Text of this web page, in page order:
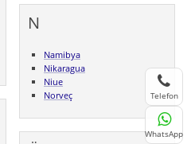
N
Namibya
Nikaragua
Niue
Norveç
Telefon
WhatsApp